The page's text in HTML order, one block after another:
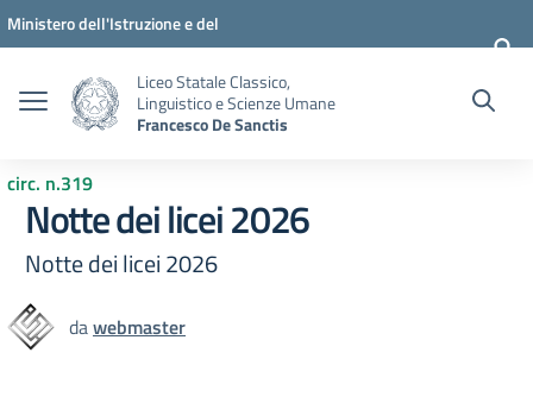
Vai ai contenuti
Vai al menu di navigazione
Vai al footer
Ministero dell'Istruzione e del
Liceo Statale Classico,
Linguistico e Scienze Umane
Francesco De Sanctis
circ. n.319
Notte dei licei 2026
Notte dei licei 2026
dawebmaster